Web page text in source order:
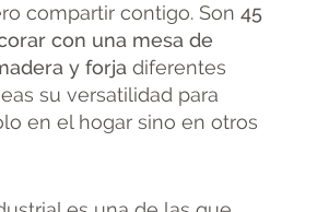
compartir contigo. Son 45
con una mesa de
y forja diferentes
su versatilidad para
en el hogar sino en otros